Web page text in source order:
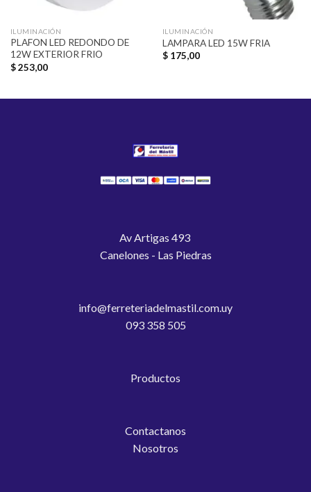
ILUMINACIÓN
PLAFON LED REDONDO DE
12W EXTERIOR FRIO
$253,00
ILUMINACIÓN
LAMPARA LED 15W FRIA
$175,00
Av Artigas 493
Canelones - Las Piedras
info@ferreteriadelmastil.com.uy
093 358 505
Productos
Contactanos
Nosotros